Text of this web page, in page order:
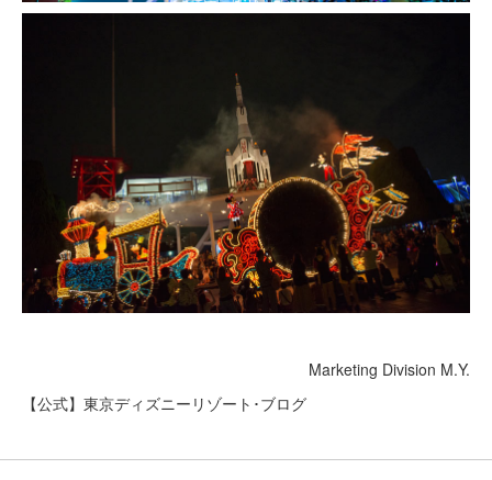
Marketing Division M.Y.
【公式】東京ディズニーリゾート･ブログ